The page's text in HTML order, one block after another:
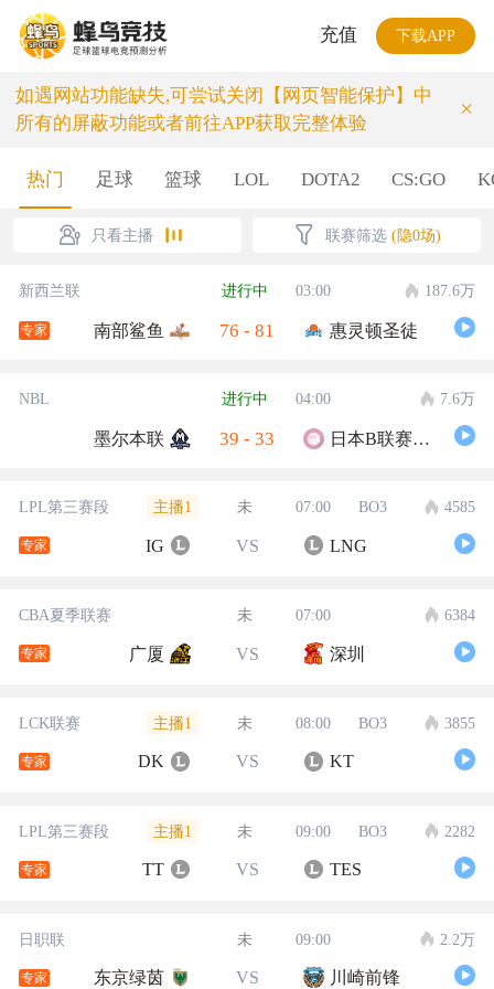
充值 下载APP
如遇网站功能缺失,可尝试关闭【网页智能保护】中
所有的屏蔽功能或者前往APP获取完整体验
×
热门 足球 篮球 LOL DOTA2 CS:GO
只看主播 联赛筛选 (隐0场)
新西兰联 进行中 03:00 187.6万
专家 南部鲨鱼 76 - 81 惠灵顿圣徒
NBL 进行中 04:00 7.6万
墨尔本联 39 - 33 日本B联赛联队
LPL第三赛段 主播1 未 07:00 BO3 4585
专家 IG VS LNG
CBA夏季联赛 未 07:00 6384
专家 广厦 VS 深圳
LCK联赛 主播1 未 08:00 BO3 3855
专家 DK VS KT
LPL第三赛段 主播1 未 09:00 BO3 2282
专家 TT VS TES
日职联 未 09:00 2.2万
专家 东京绿茵 VS 川崎前锋